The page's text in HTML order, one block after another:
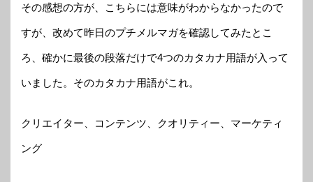
その感想の方が、こちらには意味がわからなかったので
すが、改めて昨日のプチメルマガを確認してみたとこ
ろ、確かに最後の段落だけで4つのカタカナ用語が入って
いました。そのカタカナ用語がこれ。
クリエイター、コンテンツ、クオリティー、マーケティ
ング